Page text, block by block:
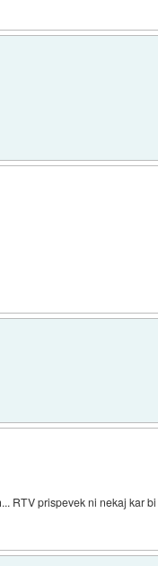
RTV prispevek ni nekaj kar